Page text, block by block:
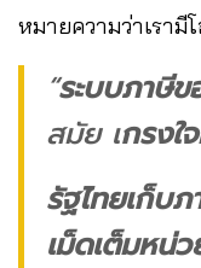
หมายความว่าเรามี
“ระบบภาษีข
สมัย เกรงใ
รัฐไทยเก็บ
เม็ดเต็มหน่